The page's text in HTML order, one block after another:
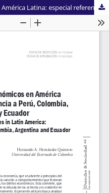
Los delitos socioeconómicos en América Latina: especial referencia a Perú, Colombia, Argentina y Ecuador